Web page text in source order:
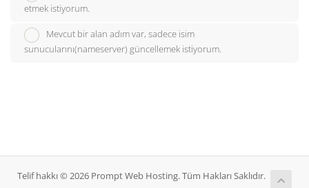
etmek istiyorum.
Mevcut bir alan adım var, sadece isim
sunucularını(nameserver) güncellemek istiyorum.
Telif hakkı © 2026 Prompt Web Hosting. Tüm Hakları Saklıdır.